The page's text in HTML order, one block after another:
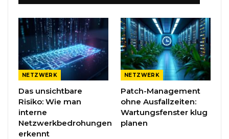
NETZWERK
Das unsichtbare
Risiko: Wie man
interne
Netzwerkbedrohungen
erkennt
NETZWERK
Patch-Management
ohne Ausfallzeiten:
Wartungsfenster klug
planen